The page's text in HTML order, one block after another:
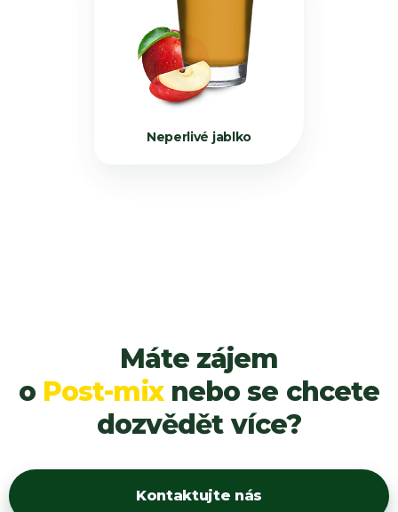
Neperlivé jablko
Máte zájem
o Post-mixnebo se chcete
dozvědět více?
Kontaktujte nás